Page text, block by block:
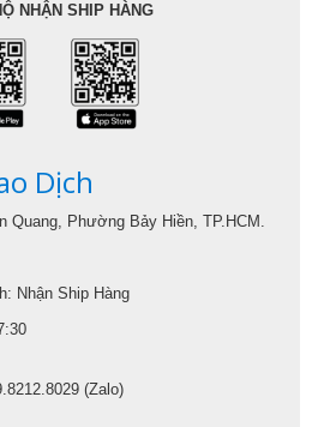
NHẬN SHIP HÀNG
Dịch
Quang, Phường Bảy Hiền, TP.HCM.
Nhận Ship Hàng
(Zalo)